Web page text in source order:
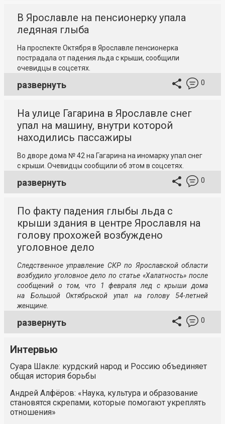
В Ярославле на пенсионерку упала
ледяная глыба
На проспекте Октября в Ярославле пенсионерка
пострадала от падения льда с крыши, сообщили
очевидцы в соцсетях.
развернуть 0
На улице Гагарина в Ярославле снег
упал на машину, внутри которой
находились пассажиры
Во дворе дома № 42 на Гагарина на иномарку упал снег
с крыши. Очевидцы сообщили об этом в соцсетях.
развернуть 0
По факту падения глыбы льда с
крыши здания в центре Ярославля на
голову прохожей возбуждено
уголовное дело
Следственное управление СКР по Ярославской области
возбудило уголовное дело по статье «Халатность» после
сообщений о том, что 1 февраля лед с крыши дома
на Большой Октябрьской упал на голову 54-летней
женщине.
развернуть 0
Интервью
Суара Шакле: курдский народ и Россию объединяет
общая история борьбы
Андрей Алфёров: «Наука, культура и образование
становятся скрепами, которые помогают укреплять
отношения»